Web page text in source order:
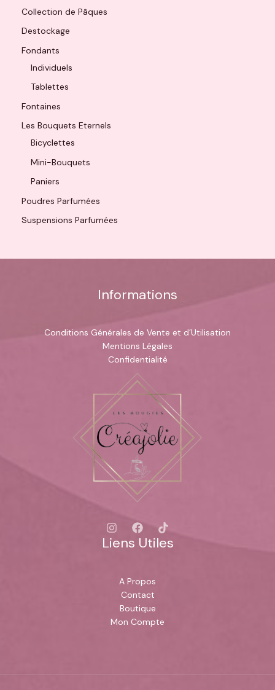
Collection de Pâques
Destockage
Fondants
Individuels
Tablettes
Fontaines
Les Bouquets Eternels
Bicyclettes
Mini-Bouquets
Paniers
Poudres Parfumées
Suspensions Parfumées
Informations
Conditions Générales de Vente et d’Utilisation
Mentions Légales
Confidentialité
Liens Utiles
A Propos
Contact
Boutique
Mon Compte